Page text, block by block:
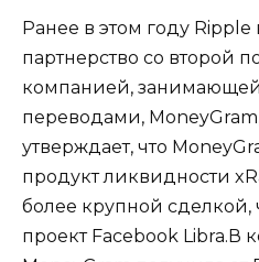
Ранее в этом году Ripple
партнерство со второй
компанией,
переводами,
утверждает, что
продукт ликвидности
более крупной сделкой,
проект Facebook Libra.В